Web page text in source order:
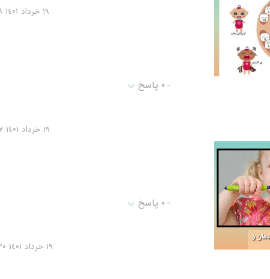
١٩ خرداد ١٤۰١ ۰١:١١:١٨
-۰ پاسخ
١٩ خرداد ١٤۰١ ۰١:١۰:١٧
-۰ پاسخ
١٩ خرداد ١٤۰١ ۰١:۰٩:٢۰